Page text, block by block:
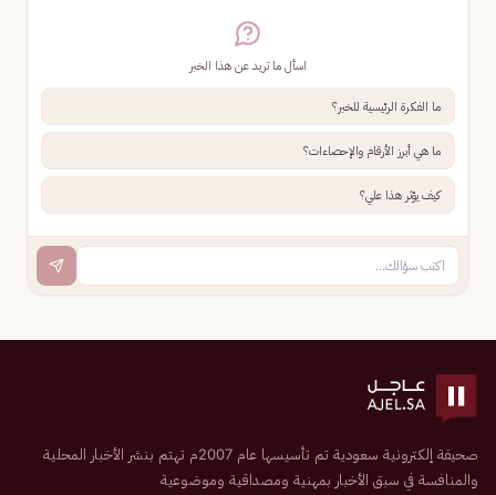
اسأل ما تريد عن هذا الخبر
ما الفكرة الرئيسية للخبر؟
ما هي أبرز الأرقام والإحصاءات؟
كيف يؤثر هذا علي؟
صحيفة إلكترونية سعودية تم تأسيسها عام 2007م تهتم بنشر الأخبار المحلية
والمنافسة في سبق الأخبار بمهنية ومصداقية وموضوعية